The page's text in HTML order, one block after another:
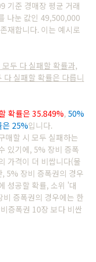
기준 경매장 평균 거래
나눈 값인 49,500,000
재합니다. 이는 예시로
두 다 실패할 확률과,
실패할 확률은 다릅니
확률은 35.849%, 50%
은 25%입니다.
매할 시 모두 실패하는
있기에, 5% 장비 증폭
가격이 더 비쌉니다(물
5% 장비 증폭권의 경우
성공할 확률, 소위 '대
증폭권의 경우에는 한
증폭권 10장 보다 비싼